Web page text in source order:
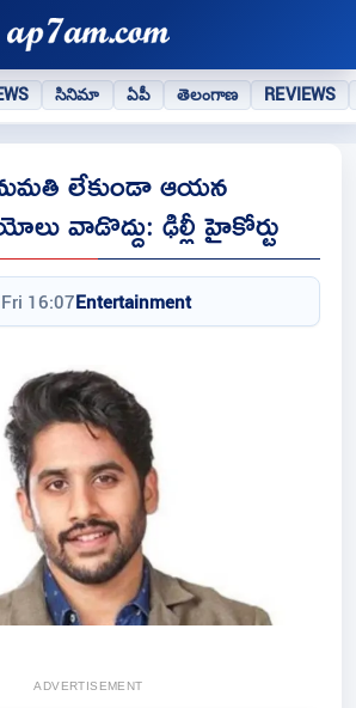
సినిమా ఏపీ తెలంగాణ REVIEWS
లేకుండా ఆయన
వాడొద్దు: ఢిల్లీ హైకోర్టు
16:07Entertainment
ADVERTISEMENT